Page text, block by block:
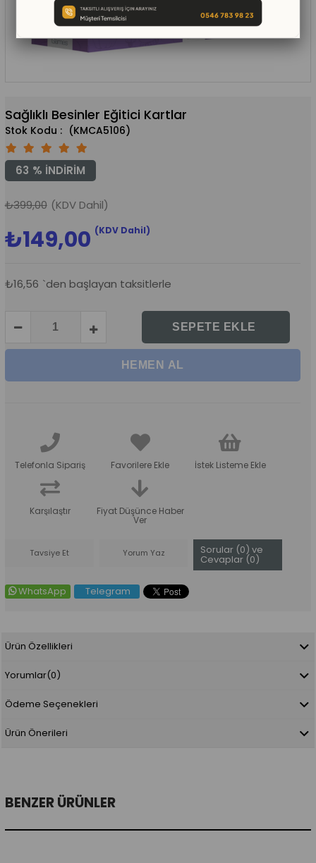
Sağlıklı Besinler Eğitici Kartlar
(KMCA5106)
%
63 İNDIRIM
₺399,00 (KDV Dahil)
₺149,00 (KDV Dahil)
₺16,56 `den başlayan taksitlerle
Telefonla Sipariş Favorilere Ekle İstek Listeme Ekle
Karşılaştır Fiyat Düşünce Haber
Ver
Tavsiye Et Yorum Yaz Sorular (0) ve
Cevaplar (0)
WhatsApp Telegram
Ürün Özellikleri
Yorumlar(0)
Ödeme Seçenekleri
Ürün Önerileri
BENZER ÜRÜNLER